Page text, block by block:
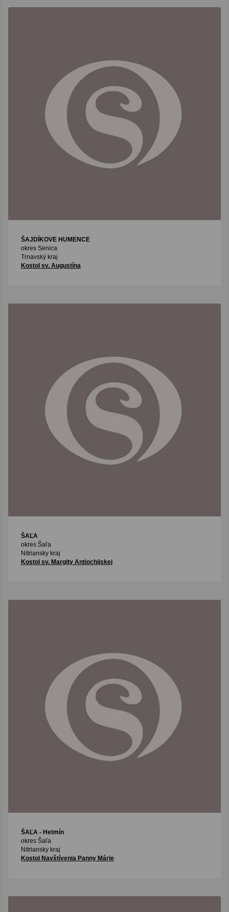
ŠAJDÍKOVE HUMENCE
okres Senica
Trnavský kraj
Kostol sv. Augustína
ŠAĽA
okres Šaľa
Nitriansky kraj
Kostol sv. Margity Antiochijskej
ŠAĽA - Hetmín
okres Šaľa
Nitriansky kraj
Kostol Navštívenia Panny Márie